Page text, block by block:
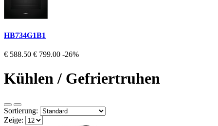
HB734G1B1
€ 588.50 € 799.00 -26%
Kühlen / Gefriertruhen
Sortierung:
Zeige: